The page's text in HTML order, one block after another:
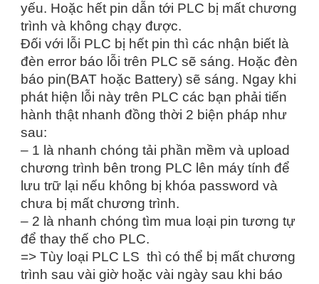
yếu. Hoặc hết pin dẫn tới PLC bị mất chương
trình và không chạy được.
Đối với lỗi PLC bị hết pin thì các nhận biết là
đèn error báo lỗi trên PLC sẽ sáng. Hoặc đèn
báo pin(BAT hoặc Battery) sẽ sáng. Ngay khi
phát hiện lỗi này trên PLC các bạn phải tiến
hành thật nhanh đồng thời 2 biện pháp như
sau:
– 1 là nhanh chóng tải phần mềm và upload
chương trình bên trong PLC lên máy tính để
lưu trữ lại nếu không bị khóa password và
chưa bị mất chương trình.
– 2 là nhanh chóng tìm mua loại pin tương tự
để thay thế cho PLC.
=> Tùy loại PLC LS thì có thể bị mất chương
trình sau vài giờ hoặc vài ngày sau khi báo